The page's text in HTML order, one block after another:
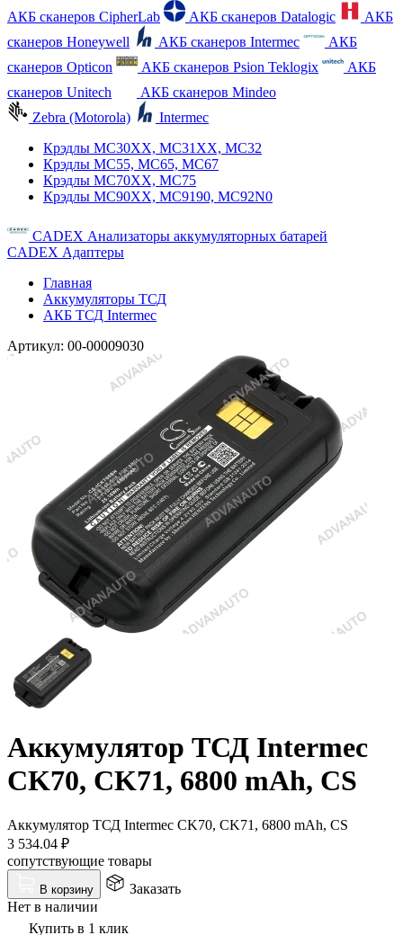
АКБ сканеров CipherLab
АКБ сканеров Datalogic
АКБ
сканеров Honeywell
АКБ сканеров Intermec
АКБ
сканеров Opticon
АКБ сканеров Psion Teklogix
АКБ
сканеров Unitech
АКБ сканеров Mindeo
Zebra (Motorola)
Intermec
Крэдлы MC30XX, MC31XX, MC32
Крэдлы MC55, MC65, MC67
Крэдлы MC70XX, MC75
Крэдлы MC90XX, MC9190, MC92N0
CADEX Анализаторы аккумуляторных батарей
CADEX Адаптеры
Главная
Аккумуляторы ТСД
АКБ ТСД Intermec
Артикул: 00-00009030
Аккумулятор ТСД Intermec
CK70, CK71, 6800 mAh, CS
Аккумулятор ТСД Intermec CK70, CK71, 6800 mAh, CS
3 534.04 ₽
сопутствующие товары
В корзину
Заказать
Нет в наличии
Купить в 1 клик